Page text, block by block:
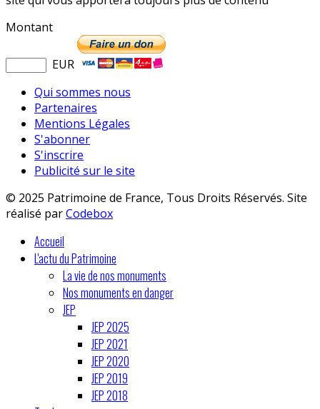
Montant
EUR
Qui sommes nous
Partenaires
Mentions Légales
S'abonner
S'inscrire
Publicité sur le site
© 2025 Patrimoine de France, Tous Droits Réservés. Site
réalisé parCodebox
Accueil
L'actu du Patrimoine
La vie de nos monuments
Nos monuments en danger
JEP
JEP 2025
JEP 2021
JEP 2020
JEP 2019
JEP 2018